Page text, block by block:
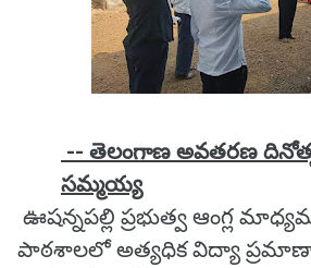
-- తెలంగాణ అవతరణ
సమ్మయ్య
ఊషన్నపల్లి ప్రభుత్వ ఆంగ్ల
పాఠశాలలో అత్యధిక విద్యా